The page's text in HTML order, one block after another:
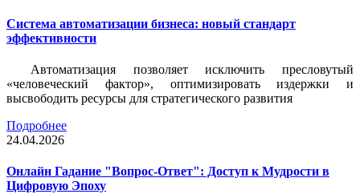
Система автоматизации бизнеса: новый стандарт
эффективности
Автоматизация позволяет исключить пресловутый
«человеческий фактор», оптимизировать издержки и
высвободить ресурсы для стратегического развития
Подробнее
24.04.2026
Онлайн Гадание "Вопрос-Ответ": Доступ к Мудрости в
Цифровую Эпоху